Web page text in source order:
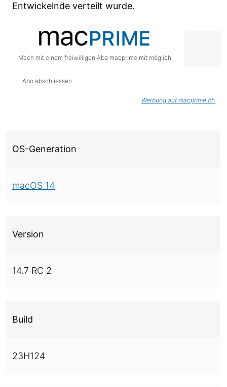
Entwickelnde verteilt wurde.
Mach mit einem freiwilligen Abo macprime mit möglich.
Abo abschliessen
Werbung auf macprime.ch
OS-Generation
macOS 14
Version
14.7 RC 2
Build
23H124